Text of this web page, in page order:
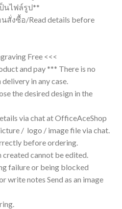
นไฟล์รูป**
งซื้อ/Read details before
Free <<<
and pay *** There is no
in any case.
the desired design in the
via chat at OfficeAceShop
/ logo / image file via chat.
before ordering.
cannot be edited.
failure or being blocked
write notes Send as an image